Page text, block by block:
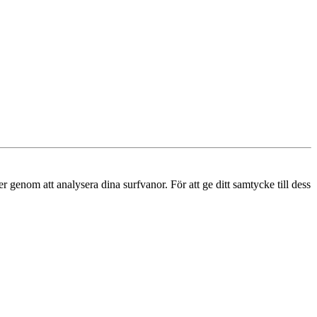
genom att analysera dina surfvanor. För att ge ditt samtycke till dess